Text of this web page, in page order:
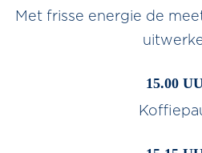
Met frisse energie de
15.00